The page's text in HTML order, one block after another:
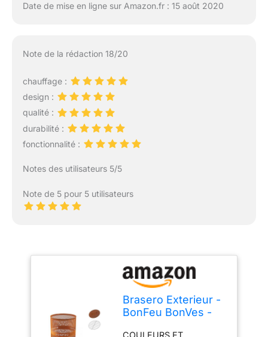
Date de mise en ligne sur Amazon.fr : 15 août 2020
Note de la rédaction 18/20
chauffage :
design :
qualité :
durabilité :
fonctionnalité :
Notes des utilisateurs 5/5
Note de 5 pour 5 utilisateurs
Brasero Exterieur -
BonFeu BonVes -